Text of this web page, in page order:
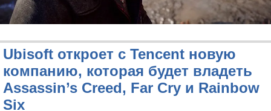
Ubisoft откроет с Tencent новую
компанию, которая будет владеть
Assassin’s Creed, Far Cry и Rainbow
Six